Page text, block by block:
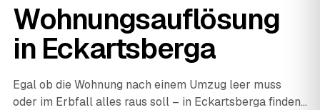
Wohnungsauflösung
in Eckartsberga
Egal ob die Wohnung nach einem Umzug leer muss
oder im Erbfall alles raus soll – in Eckartsberga finden